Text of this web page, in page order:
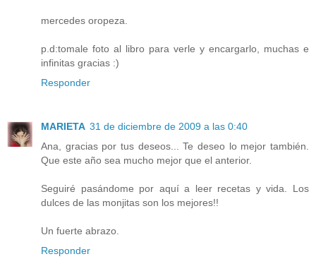
mercedes oropeza.
p.d:tomale foto al libro para verle y encargarlo, muchas e
infinitas gracias :)
Responder
MARIETA 31 de diciembre de 2009 a las 0:40
Ana, gracias por tus deseos... Te deseo lo mejor también.
Que este año sea mucho mejor que el anterior.
Seguiré pasándome por aquí a leer recetas y vida. Los
dulces de las monjitas son los mejores!!
Un fuerte abrazo.
Responder